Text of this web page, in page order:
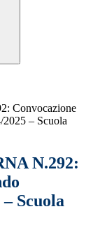
Convocazione
2025 – Scuola
N.292:
Scuola